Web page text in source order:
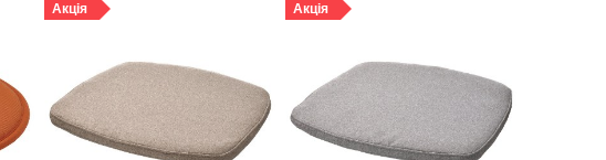
Акція Акція